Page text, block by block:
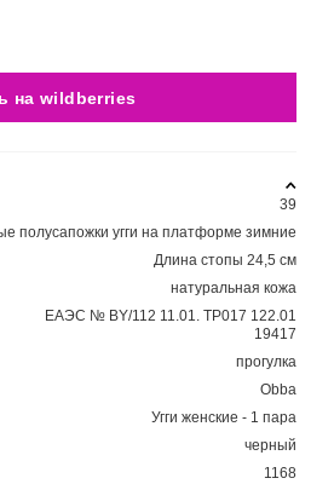
на wildberries
39
полусапожки угги на платформе зимние
Длина стопы 24,5 см
натуральная кожа
ЕАЭС № BY/112 11.01. ТР017 122.01
19417
прогулка
Obba
Угги женские - 1 пара
черный
1168